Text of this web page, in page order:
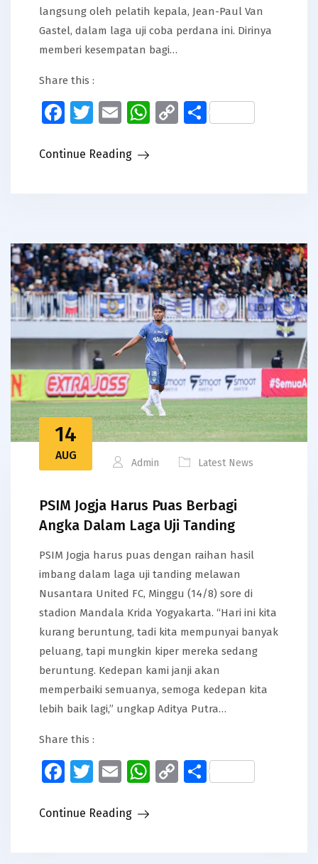
langsung oleh pelatih kepala, Jean-Paul Van
Gastel, dalam laga uji coba perdana ini. Dirinya
memberi kesempatan bagi…
Share this :
Facebook
Twitter
EmailWhatsApp
CopyShare
Continue Reading
14
AUG
Admin Latest News
PSIM Jogja Harus Puas Berbagi
Angka Dalam Laga Uji Tanding
PSIM Jogja harus puas dengan raihan hasil
imbang dalam laga uji tanding melawan
Nusantara United FC, Minggu (14/8) sore di
stadion Mandala Krida Yogyakarta. “Hari ini kita
kurang beruntung, tadi kita mempunyai banyak
peluang, tapi mungkin kiper mereka sedang
beruntung. Kedepan kami janji akan
memperbaiki semuanya, semoga kedepan kita
lebih baik lagi,” ungkap Aditya Putra…
Share this :
Facebook
Twitter
EmailWhatsApp
CopyShare
Continue Reading